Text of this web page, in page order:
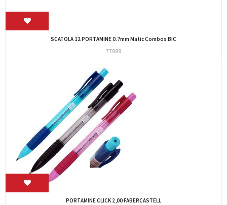
SCATOLA 12 PORTAMINE 0.7mm Matic Combos BIC
77089
PORTAMINE CLICK 2,00 FABERCASTELL